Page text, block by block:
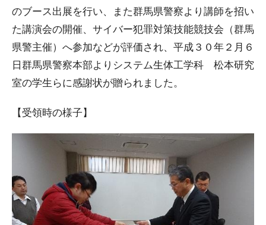
のブース出展を行い、また群馬県警察より講師を招い
た講演会の開催、サイバー犯罪対策技能競技会（群馬
県警主催）へ参加などが評価され、平成３０年２月６
日群馬県警察本部よりシステム生体工学科 松本研究
室の学生らに感謝状が贈られました。
【受領時の様子】